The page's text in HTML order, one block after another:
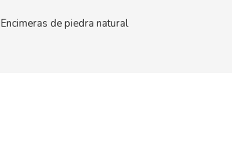
Encimeras de piedra natural